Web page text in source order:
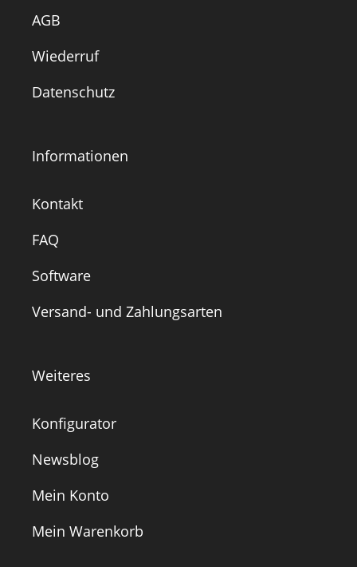
AGB
Wiederruf
Datenschutz
Informationen
Kontakt
FAQ
Software
Versand- und Zahlungsarten
Weiteres
Konfigurator
Newsblog
Mein Konto
Mein Warenkorb